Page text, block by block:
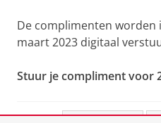
De complimenten worden
maart 2023 digitaal
Stuur je compliment voor